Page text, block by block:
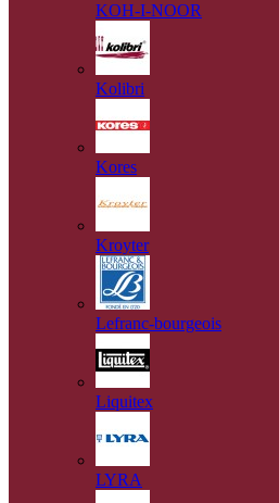
KOH-I-NOOR
Kolibri
Kores
Kroyter
Lefranc-bourgeois
Liquitex
LYRA